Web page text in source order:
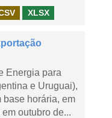
XLSX
Energia para
e Uruguai),
base horária, em
outubro de...